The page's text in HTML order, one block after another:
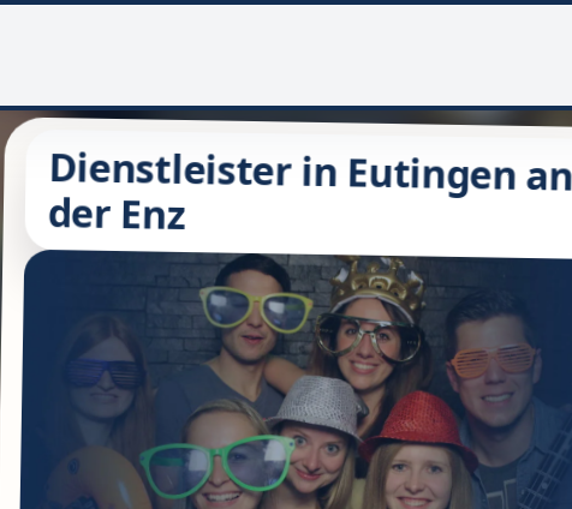
Dienstleister in Eutingen an
der Enz